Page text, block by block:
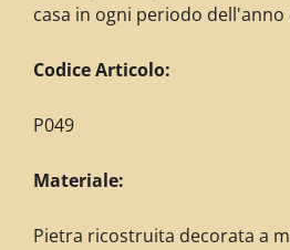
casa in ogni periodo
Codice Articolo:
P049
Materiale:
Pietra ricostruita decorata a